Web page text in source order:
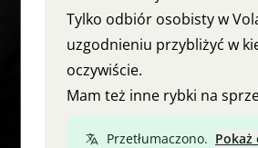
Tylko odbiór osobisty w
uzgodnieniu przybliżyć w
oczywiście.
Mam też inne rybki na
Przetłumaczono. Pokaż